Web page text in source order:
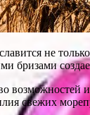
не
свежих